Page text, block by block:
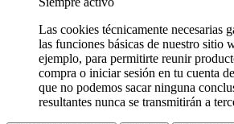
Las cookies técnicamente necesarias
las funciones básicas de nuestro sitio
ejemplo, para permitirte reunir
compra o iniciar sesión en tu cuenta
que no podemos sacar ninguna
resultantes nunca se transmitirán a